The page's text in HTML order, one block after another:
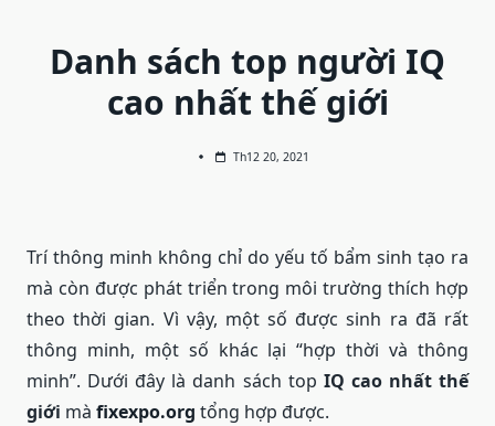
Danh sách top người IQ
cao nhất thế giới
Th12 20, 2021
Trí thông minh không chỉ do yếu tố bẩm sinh tạo ra
mà còn được phát triển trong môi trường thích hợp
theo thời gian. Vì vậy, một số được sinh ra đã rất
thông minh, một số khác lại “hợp thời và thông
minh”. Dưới đây là danh sách top IQ cao nhất thế
giới mà fixexpo.org tổng hợp được.